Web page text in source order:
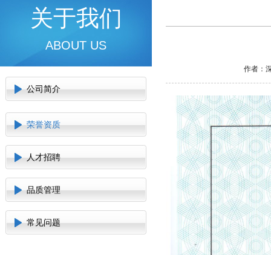
关于我们
ABOUT US
公司简介
荣誉资质
人才招聘
品质管理
常见问题
作者：